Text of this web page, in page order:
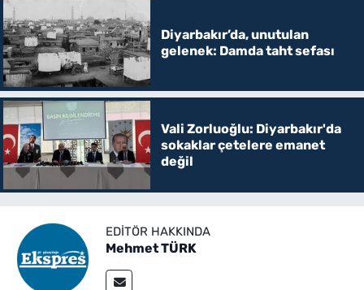
Diyarbakır’da, unutulan
gelenek: Damda taht sefası
Vali Zorluoğlu: Diyarbakır'da
sokaklar çetelere emanet
değil
EDITÖR HAKKINDA
Mehmet TÜRK